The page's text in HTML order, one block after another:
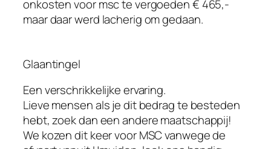
onkosten voor msc te vergoeden € 465,-
maar daar werd lacherig om gedaan.
Glaantingel
Een verschrikkelijke ervaring.
Lieve mensen als je dit bedrag te besteden
hebt, zoek dan een andere maatschappij!
We kozen dit keer voor MSC vanwege de